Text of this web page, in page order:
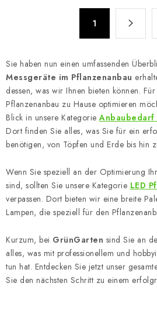
e
l
e
m
e
n
t
d
e
r
i
s
t
e
n
i
e
r
u
n
1
Sie haben nun einen umfassenden
Messgeräte im Pflanzenanbau
dessen, was wir Ihnen bieten können.
Pflanzenanbau zu Hause optimieren
Blick in unsere KategorieAnbaubedarf
Dort finden Sie alles, was Sie für ein
benötigen, von Töpfen und Erde bis hin
Wenn Sie speziell an der Optimierung
sind, sollten Sie unsere Kategorie LED
verpassen. Dort bieten wir eine breite
Lampen, die speziell für den
Kurzum, bei GrünGarten sind Sie an
alles, was mit professionellem und
tun hat. Entdecken Sie jetzt unser
Sie den nächsten Schritt zu einem